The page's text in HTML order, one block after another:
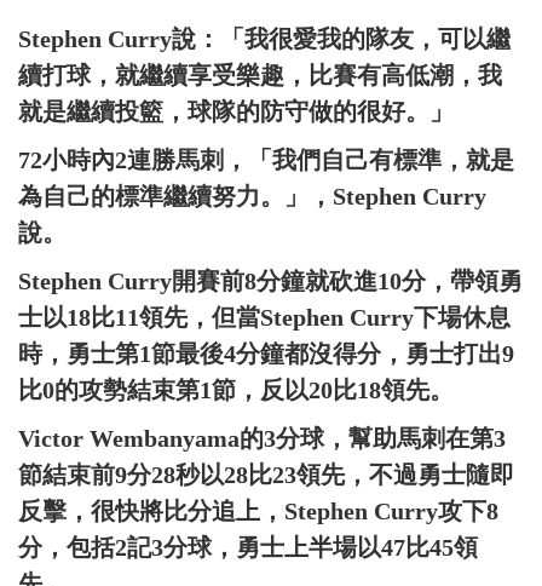
Stephen Curry說：「我很愛我的隊友，可以繼
續打球，就繼續享受樂趣，比賽有高低潮，我
就是繼續投籃，球隊的防守做的很好。」
72小時內2連勝馬刺，「我們自己有標準，就是
為自己的標準繼續努力。」，Stephen Curry
說。
Stephen Curry開賽前8分鐘就砍進10分，帶領勇
士以18比11領先，但當Stephen Curry下場休息
時，勇士第1節最後4分鐘都沒得分，勇士打出9
比0的攻勢結束第1節，反以20比18領先。
Victor Wembanyama的3分球，幫助馬刺在第3
節結束前9分28秒以28比23領先，不過勇士隨即
反擊，很快將比分追上，Stephen Curry攻下8
分，包括2記3分球，勇士上半場以47比45領